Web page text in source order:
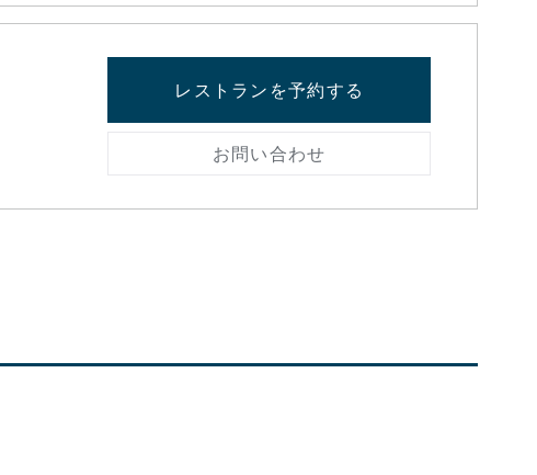
レストランを予約する
お問い合わせ